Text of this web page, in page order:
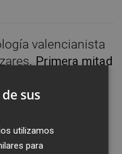
valencianista
. Primera mitad
leyendas
en las
en
sus
utilizamos
para